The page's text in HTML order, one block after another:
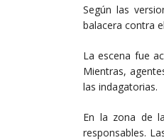
Según las
balacera contra
La escena fue
Mientras,
las indagatorias.
En la zona de
responsables.